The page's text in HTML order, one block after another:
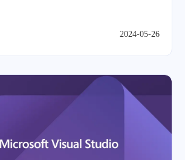
2024-05-26